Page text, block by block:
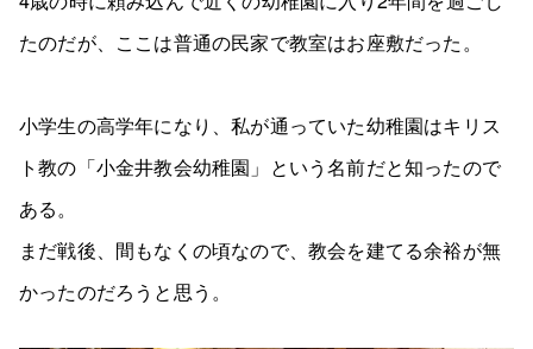
たのだが、ここは普通の民家で教室はお座敷だった。
小学生の高学年になり、私が通っていた幼稚園はキリス
ト教の「小金井教会幼稚園」という名前だと知ったので
ある。
まだ戦後、間もなくの頃なので、教会を建てる余裕が無
かったのだろうと思う。